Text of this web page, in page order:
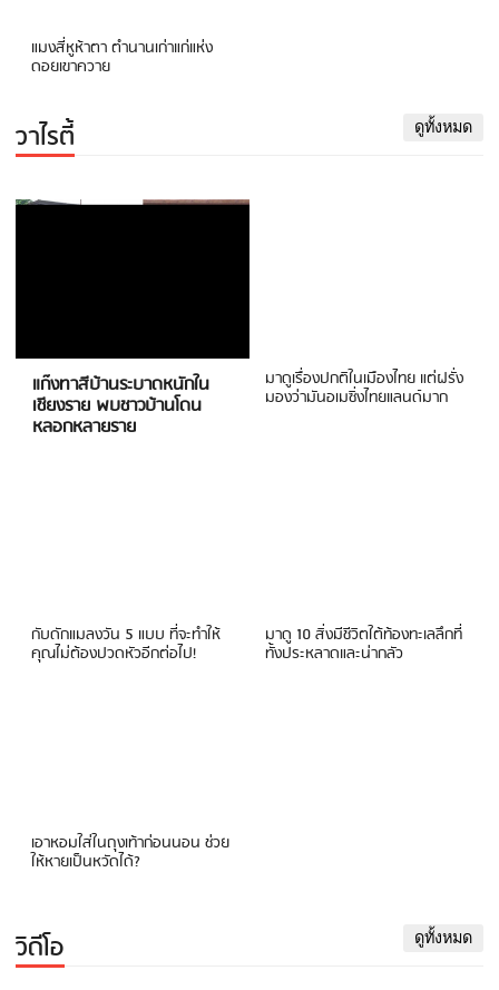
แมงสี่หูห้าตา ตำนานเก่าแก่แห่ง
ดอยเขาควาย
วาไรตี้ ดูทั้งหมด
แก๊งทาสีบ้านระบาดหนักใน
เชียงราย พบชาวบ้านโดน
หลอกหลายราย
มาดูเรื่องปกติในเมืองไทย แต่ฝรั่ง
มองว่ามันอเมซิ่งไทยแลนด์มาก
กับดักแมลงวัน 5 แบบ ที่จะทำให้
คุณไม่ต้องปวดหัวอีกต่อไป!
มาดู 10 สิ่งมีชีวิตใต้ท้องทะเลลึกที่
ทั้งประหลาดและน่ากลัว
เอาหอมใส่ในถุงเท้าก่อนนอน ช่วย
ให้หายเป็นหวัดได้?
วิดีโอ ดูทั้งหมด